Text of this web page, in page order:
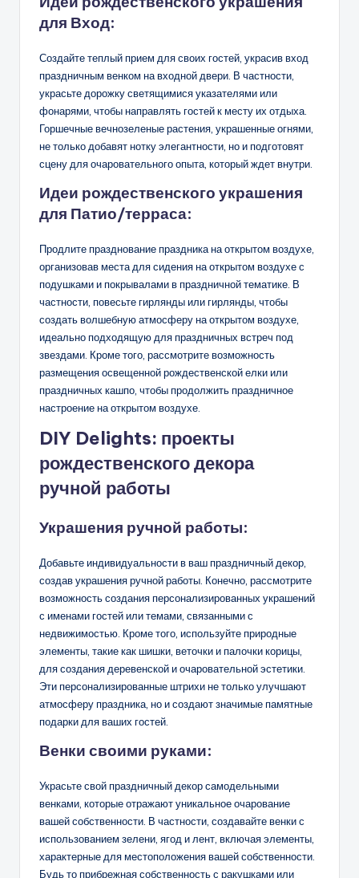
для Вход:
Создайте теплый прием для своих гостей, украсив вход
праздничным венком на входной двери. В частности,
украсьте дорожку светящимися указателями или
фонарями, чтобы направлять гостей к месту их отдыха.
Горшечные вечнозеленые растения, украшенные огнями,
не только добавят нотку элегантности, но и подготовят
сцену для очаровательного опыта, который ждет внутри.
Идеи рождественского украшения
для Патио/терраса:
Продлите празднование праздника на открытом воздухе,
организовав места для сидения на открытом воздухе с
подушками и покрывалами в праздничной тематике. В
частности, повесьте гирлянды или гирлянды, чтобы
создать волшебную атмосферу на открытом воздухе,
идеально подходящую для праздничных встреч под
звездами. Кроме того, рассмотрите возможность
размещения освещенной рождественской елки или
праздничных кашпо, чтобы продолжить праздничное
настроение на открытом воздухе.
DIY Delights: проекты
рождественского декора
ручной работы
Украшения ручной работы:
Добавьте индивидуальности в ваш праздничный декор,
создав украшения ручной работы. Конечно, рассмотрите
возможность создания персонализированных украшений
с именами гостей или темами, связанными с
недвижимостью. Кроме того, используйте природные
элементы, такие как шишки, веточки и палочки корицы,
для создания деревенской и очаровательной эстетики.
Эти персонализированные штрихи не только улучшают
атмосферу праздника, но и создают значимые памятные
подарки для ваших гостей.
Венки своими руками:
Украсьте свой праздничный декор самодельными
венками, которые отражают уникальное очарование
вашей собственности. В частности, создавайте венки с
использованием зелени, ягод и лент, включая элементы,
характерные для местоположения вашей собственности.
Будь то прибрежная собственность с ракушками или